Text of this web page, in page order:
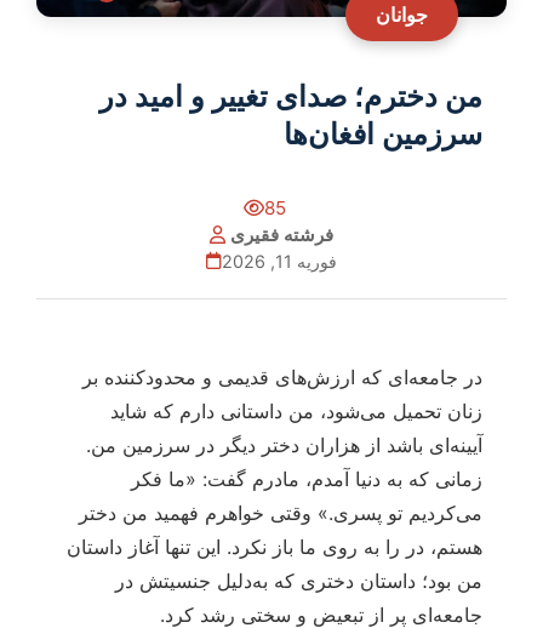
جوانان
من دخترم؛ صدای تغییر و امید در
سرزمین افغان‌ها
85
فرشته فقیری
فوریه 11, 2026
در جامعه‌ای که ارزش‌های قدیمی و محدودکننده بر
زنان تحمیل می‌شود، من داستانی دارم که شاید
آیینه‌ای باشد از هزاران دختر دیگر در سرزمین من.
زمانی که به دنیا آمدم، مادرم گفت: «ما فکر
می‌کردیم تو پسری.» وقتی خواهرم فهمید من دختر
هستم، در را به روی ما باز نکرد. این تنها آغاز داستان
من بود؛ داستان دختری که به‌دلیل جنسیتش در
جامعه‌ای پر از تبعیض و سختی رشد کرد.